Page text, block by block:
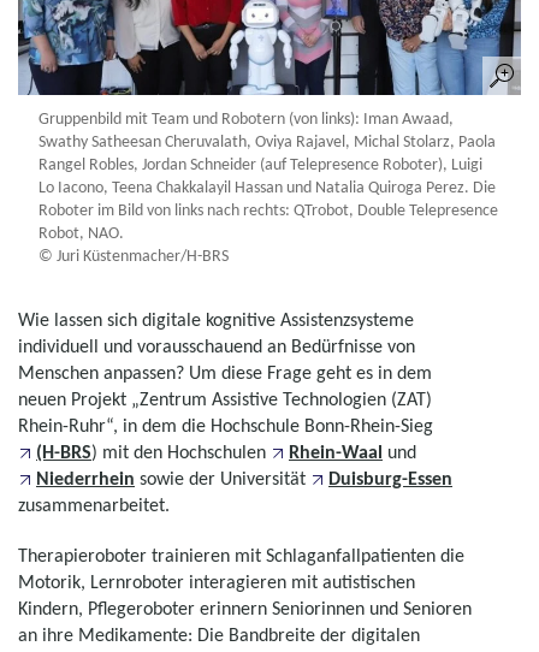
Gruppenbild mit Team und Robotern (von links): Iman Awaad,
Swathy Satheesan Cheruvalath, Oviya Rajavel, Michal Stolarz, Paola
Rangel Robles, Jordan Schneider (auf Telepresence Roboter), Luigi
Lo Iacono, Teena Chakkalayil Hassan und Natalia Quiroga Perez. Die
Roboter im Bild von links nach rechts: QTrobot, Double Telepresence
Robot, NAO.
© Juri Küstenmacher/H-BRS
Wie lassen sich digitale kognitive Assistenzsysteme
individuell und vorausschauend an Bedürfnisse von
Menschen anpassen? Um diese Frage geht es in dem
neuen Projekt „Zentrum Assistive Technologien (ZAT)
Rhein-Ruhr“, in dem die Hochschule Bonn-Rhein-Sieg
(H-BRS) mit den Hochschulen Rhein-Waal und
Niederrhein sowie der Universität
Duisburg-Essen
zusammenarbeitet.
Therapieroboter trainieren mit Schlaganfallpatienten die
Motorik, Lernroboter interagieren mit autistischen
Kindern, Pflegeroboter erinnern Seniorinnen und Senioren
an ihre Medikamente: Die Bandbreite der digitalen